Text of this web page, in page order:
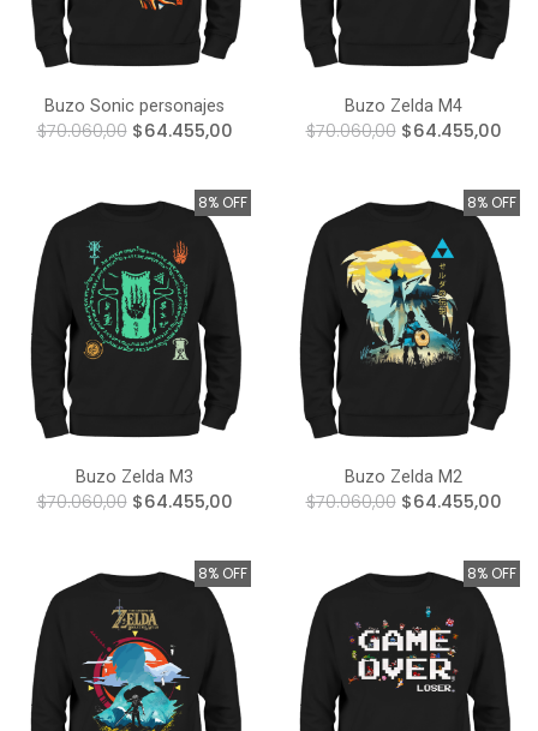
Buzo Sonic personajes
$70.060,00$64.455,00
Buzo Zelda M4
$70.060,00$64.455,00
8% OFF
Buzo Zelda M3
$70.060,00$64.455,00
8% OFF
Buzo Zelda M2
$70.060,00$64.455,00
8% OFF 8% OFF